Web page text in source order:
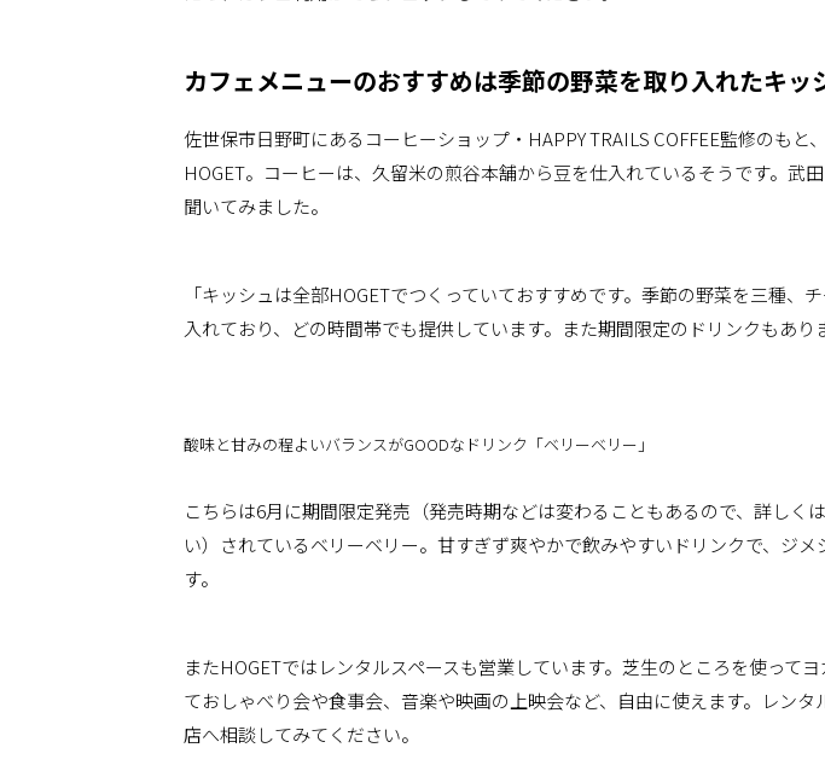
カフェメニューのおすすめは季節の野菜を取り入れたキッ
佐世保市日野町にあるコーヒーショップ・HAPPY TRAILS COFFEE監修のもと
HOGET。コーヒーは、久留米の煎谷本舗から豆を仕入れているそうです。武
聞いてみました。
「キッシュは全部HOGETでつくっていておすすめです。季節の野菜を三種、
入れており、どの時間帯でも提供しています。また期間限定のドリンクもあり
酸味と甘みの程よいバランスがGOODなドリンク「ベリーベリー」
こちらは6月に期間限定発売（発売時期などは変わることもあるので、詳しく
い）されているベリーベリー。甘すぎず爽やかで飲みやすいドリンクで、ジ
す。
またHOGETではレンタルスペースも営業しています。芝生のところを使って
ておしゃべり会や食事会、音楽や映画の上映会など、自由に使えます。レンタ
店へ相談してみてください。